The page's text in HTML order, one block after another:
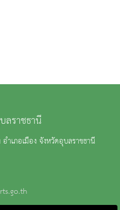
ราชธานี
เภอเมือง จังหวัดอุบลราชธานี